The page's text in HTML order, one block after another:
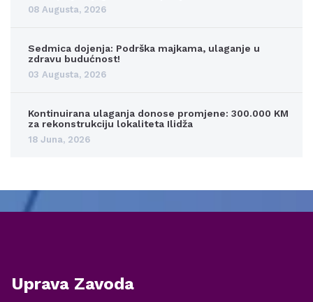
08 Augusta, 2026
Sedmica dojenja: Podrška majkama, ulaganje u
zdravu budućnost!
03 Augusta, 2026
Kontinuirana ulaganja donose promjene: 300.000 KM
za rekonstrukciju lokaliteta Ilidža
18 Juna, 2026
Uprava Zavoda